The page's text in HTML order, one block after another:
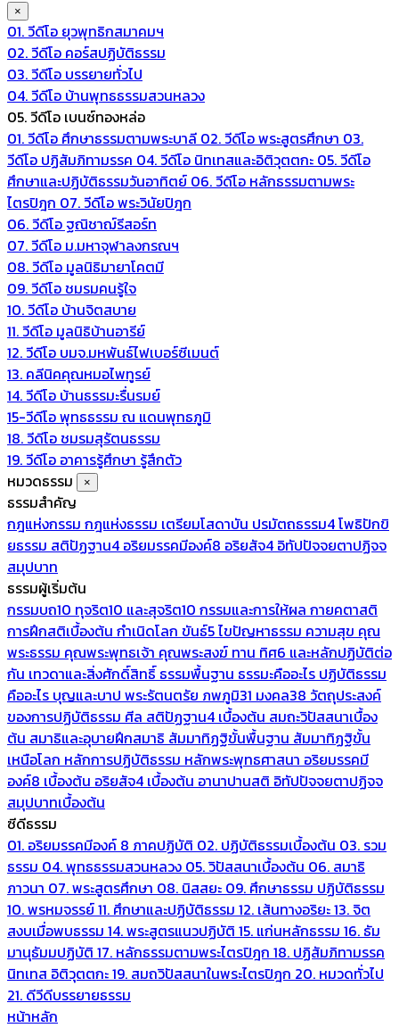
×
01. วีดีโอ ยุวพุทธิกสมาคมฯ
02. วีดีโอ คอร์สปฏิบัติธรรม
03. วีดีโอ บรรยายทั่วไป
04. วีดีโอ บ้านพุทธธรรมสวนหลวง
05. วีดีโอ เบนซ์ทองหล่อ
01. วีดีโอ ศึกษาธรรมตามพระบาลี 02. วีดีโอ พระสูตรศึกษา 03.
วีดีโอ ปฏิสัมภิทามรรค 04. วีดีโอ นิทเทสและอิติวุตตกะ 05. วีดีโอ
ศึกษาและปฏิบัติธรรมวันอาทิตย์ 06. วีดีโอ หลักธรรมตามพระ
ไตรปิฎก 07. วีดีโอ พระวินัยปิฎก
06. วีดีโอ ฐณิชาฌ์รีสอร์ท
07. วีดีโอ ม.มหาจุฬาลงกรณฯ
08. วีดีโอ มูลนิธิมายาโคตมี
09. วีดีโอ ชมรมคนรู้ใจ
10. วีดีโอ บ้านจิตสบาย
11. วีดีโอ มูลนิธิบ้านอารีย์
12. วีดีโอ บมจ.มหพันธ์ไฟเบอร์ซีเมนต์
13. คลีนิคคุณหมอไพทูรย์
14. วีดีโอ บ้านธรรมะรื่นรมย์
15-วีดีโอ พุทธธรรม ณ แดนพุทธภูมิ
18. วีดีโอ ชมรมสุรัตนธรรม
19. วีดีโอ อาคารรู้ศึกษา รู้สึกตัว
หมวดธรรม
×
ธรรมสำคัญ
กฎแห่งกรรม กฎแห่งธรรม เตรียมโสดาบัน ปรมัตถธรรม4โพธิปักขิ
ยธรรม สติปัฏฐาน4 อริยมรรคมีองค์8 อริยสัจ4 อิทัปปัจจยตาปฏิจจ
สมุปบาท
ธรรมผู้เริ่มต้น
กรรมบถ10 ทุจริต10 และสุจริต10 กรรมและการให้ผล กายคตาสติ
การฝึกสติเบื้องต้น กำเนิดโลก ขันธ์5ไขปัญหาธรรม ความสุข คุณ
พระธรรม คุณพระพุทธเจ้า คุณพระสงฆ์ ทาน ทิศ6 และหลักปฏิบัติต่อ
กัน เทวดาและสิ่งศักดิ์สิทธิ์ธรรมพื้นฐาน ธรรมะคืออะไร ปฏิบัติธรรม
คืออะไร บุญและบาป พระรัตนตรัย ภพภูมิ31 มงคล38 วัตถุประสงค์
ของการปฏิบัติธรรม ศีล สติปัฏฐาน4 เบื้องต้น สมถะวิปัสสนาเบื้อง
ต้น สมาธิและอุบายฝึกสมาธิ สัมมาทิฏฐิขั้นพื้นฐาน สัมมาทิฏฐิขั้น
เหนือโลก หลักการปฏิบัติธรรม หลักพระพุทธศาสนา อริยมรรคมี
องค์8 เบื้องต้น อริยสัจ4 เบื้องต้น อานาปานสติ อิทัปปัจจยตาปฏิจจ
สมุปบาทเบื้องต้น
ซีดีธรรม
01. อริยมรรคมีองค์ 8 ภาคปฏิบัติ 02. ปฏิบัติธรรมเบื้องต้น 03. รวม
ธรรม 04. พุทธธรรมสวนหลวง 05. วิปัสสนาเบื้องต้น 06. สมาธิ
ภาวนา 07. พระสูตรศึกษา 08. นิสสยะ 09. ศึกษาธรรม ปฏิบัติธรรม
10. พรหมจรรย์11. ศึกษาและปฏิบัติธรรม 12. เส้นทางอริยะ13. จิต
สงบเมื่อพบธรรม 14. พระสูตรแนวปฏิบัติ 15. แก่นหลักธรรม 16. ธัม
มานุธัมมปฏิบัติ 17. หลักธรรมตามพระไตรปิฎก 18. ปฏิสัมภิทามรรค
นิทเทส อิติวุตตกะ19. สมถวิปัสสนาในพระไตรปิฎก 20. หมวดทั่วไป
21. ดีวีดีบรรยายธรรม
หน้าหลัก